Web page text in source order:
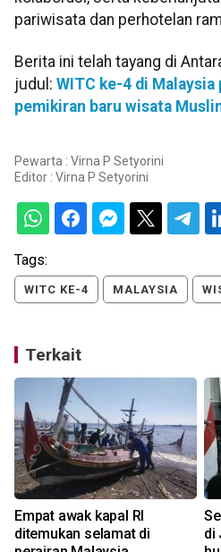
pariwisata dan perhotelan
Berita ini telah tayang di
judul: WITC ke-4 di
pemikiran baru wisata
Pewarta : Virna P Setyorini
Editor : Virna P Setyorini
Tags:
WITC KE-4 MALAYSIA
Terkait
Empat awak kapal RI
ditemukan selamat di
di